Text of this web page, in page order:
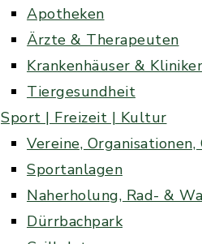
Apotheken
Ärzte & Therapeuten
Krankenhäuser &
Tiergesundheit
Sport | Freizeit | Kultur
Vereine,
Sportanlagen
Naherholung, Rad- &
Dürrbachpark